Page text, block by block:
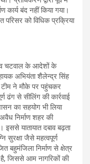
कार्य बंद नहीं किया गया।
को विधिक प्रक्रिया
चटवाल के आदेशों के
अभियंता शैलेन्द्र सिंह
ने मौके पर पहुंचकर
ढंग से सीलिंग की कार्रवाई
का सहयोग भी लिया
निर्माण शहर की
इससे यातायात दबाव बढ़ता
सुरक्षा जैसे महत्वपूर्ण
बहुमंजिला निर्माण से क्षेत्र
जिससे आम नागरिकों की